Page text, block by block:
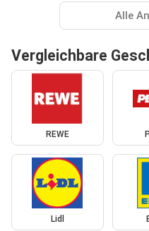
Alle
Vergleichbare
REWE
Lidl